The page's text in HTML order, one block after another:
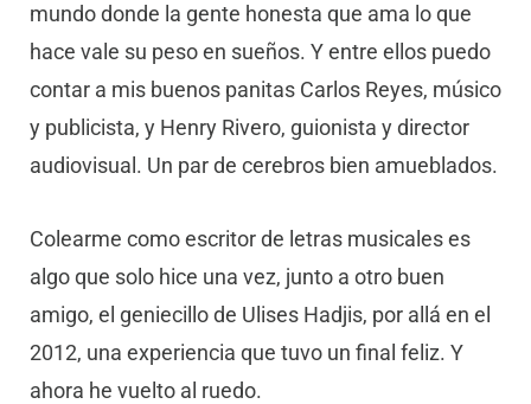
mundo donde la gente honesta que ama lo que
hace vale su peso en sueños. Y entre ellos puedo
contar a mis buenos panitas Carlos Reyes, músico
y publicista, y Henry Rivero, guionista y director
audiovisual. Un par de cerebros bien amueblados.
Colearme como escritor de letras musicales es
algo que solo hice una vez, junto a otro buen
amigo, el geniecillo de Ulises Hadjis, por allá en el
2012, una experiencia que tuvo un final feliz. Y
ahora he vuelto al ruedo.